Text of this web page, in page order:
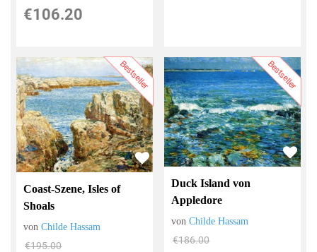
€106.20
Bestseller
Coast-Szene, Isles of
Shoals
vonChilde Hassam
€195.00
Bestseller
Duck Island von
Appledore
vonChilde Hassam
€186.00